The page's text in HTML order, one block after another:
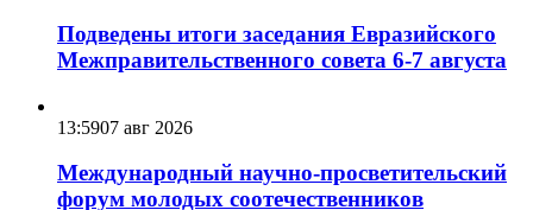
Подведены итоги заседания Евразийского
Межправительственного совета 6-7 августа
13:5907 авг 2026
Международный научно-просветительский
форум молодых соотечественников